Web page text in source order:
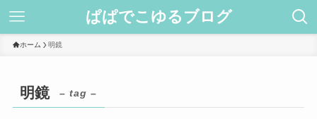
ぱぱでこゆるブログ
ホーム 明鏡
明鏡 – tag –